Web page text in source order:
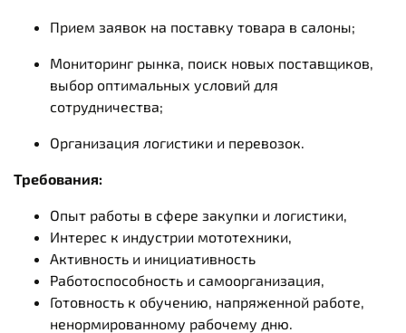
Прием заявок на поставку товара в салоны;
Мониторинг рынка, поиск новых поставщиков,
выбор оптимальных условий для
сотрудничества;
Организация логистики и перевозок.
Требования:
Опыт работы в сфере закупки и логистики,
Интерес к индустрии мототехники,
Активность и инициативность
Работоспособность и самоорганизация,
Готовность к обучению, напряженной работе,
ненормированному рабочему дню.